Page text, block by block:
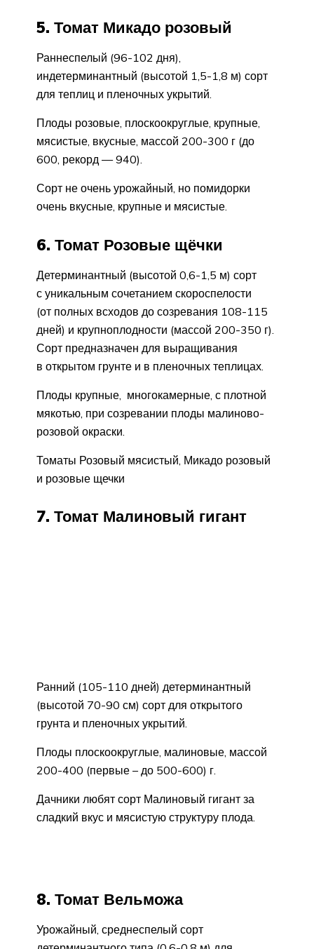
5. Томат Микадо розовый
Раннеспелый (96-102 дня),
индетерминантный (высотой 1,5-1,8 м) сорт
для теплиц и пленочных укрытий.
Плоды розовые, плоскоокруглые, крупные,
мясистые, вкусные, массой 200-300 г (до
600, рекорд — 940).
Сорт не очень урожайный, но помидорки
очень вкусные, крупные и мясистые.
6. Томат Розовые щёчки
Детерминантный (высотой 0,6-1,5 м) сорт
с уникальным сочетанием скороспелости
(от полных всходов до созревания 108-115
дней) и крупноплодности (массой 200-350 г).
Сорт предназначен для выращивания
в открытом грунте и в пленочных теплицах.
Плоды крупные, многокамерные, с плотной
мякотью, при созревании плоды малиново-
розовой окраски.
Томаты Розовый мясистый, Микадо розовый
и розовые щечки
7. Томат Малиновый гигант
Ранний (105-110 дней) детерминантный
(высотой 70-90 см) сорт для открытого
грунта и пленочных укрытий.
Плоды плоскоокруглые, малиновые, массой
200-400 (первые – до 500-600) г.
Дачники любят сорт Малиновый гигант за
сладкий вкус и мясистую структуру плода.
8. Томат Вельможа
Урожайный, среднеспелый сорт